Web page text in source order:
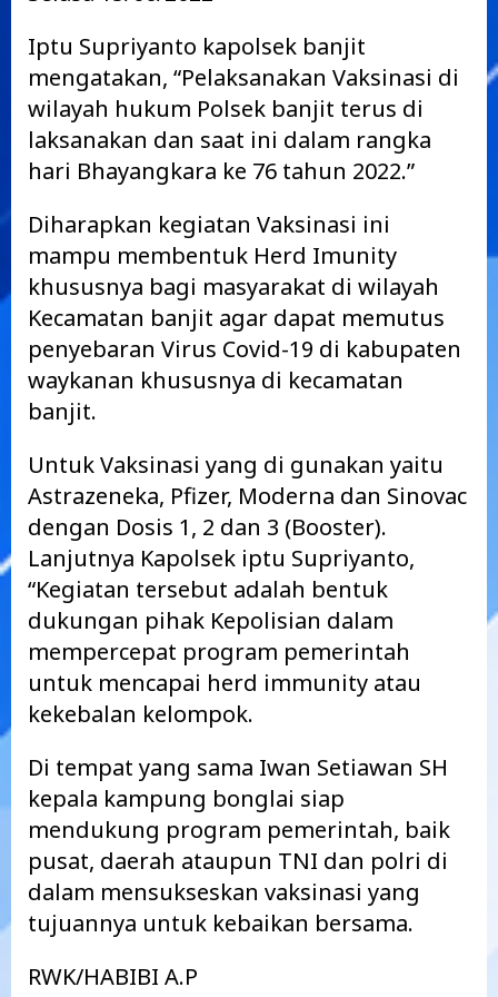
Iptu Supriyanto kapolsek banjit
mengatakan, “Pelaksanakan Vaksinasi di
wilayah hukum Polsek banjit terus di
laksanakan dan saat ini dalam rangka
hari Bhayangkara ke 76 tahun 2022.”
Diharapkan kegiatan Vaksinasi ini
mampu membentuk Herd Imunity
khususnya bagi masyarakat di wilayah
Kecamatan banjit agar dapat memutus
penyebaran Virus Covid-19 di kabupaten
waykanan khususnya di kecamatan
banjit.
Untuk Vaksinasi yang di gunakan yaitu
Astrazeneka, Pfizer, Moderna dan Sinovac
dengan Dosis 1, 2 dan 3 (Booster).
Lanjutnya Kapolsek iptu Supriyanto,
“Kegiatan tersebut adalah bentuk
dukungan pihak Kepolisian dalam
mempercepat program pemerintah
untuk mencapai herd immunity atau
kekebalan kelompok.
Di tempat yang sama Iwan Setiawan SH
kepala kampung bonglai siap
mendukung program pemerintah, baik
pusat, daerah ataupun TNI dan polri di
dalam mensukseskan vaksinasi yang
tujuannya untuk kebaikan bersama.
RWK/HABIBI A.P